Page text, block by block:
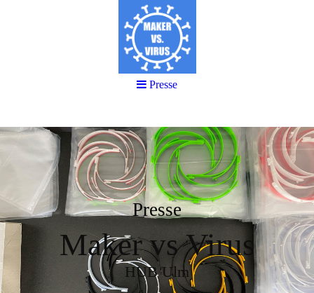
Presse
Maker vs Virus
HUB Ulm
Presse